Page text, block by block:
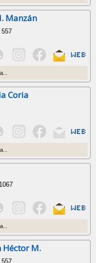
Manzán
Coria
Héctor M.